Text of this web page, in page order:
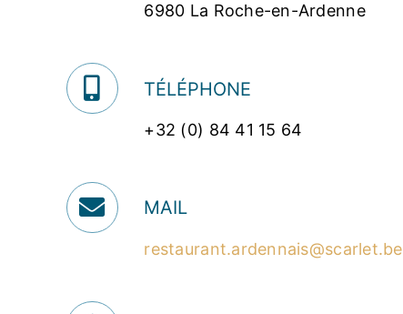
6980 La Roche-en-Ardenne
TÉLÉPHONE
+32 (0) 84 41 15 64
MAIL
restaurant.ardennais@scarlet.be